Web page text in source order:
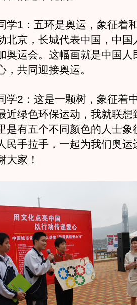
1：五环是奥运，象征着
北京，长城代表中国，中国
奥运会。这幅画就是中国人
，共同迎接奥运。
2：这是一颗树，象征着
近绿色环保运动，我就联想
是有五个不同颜色的人士象
民手拉手，一起为我们奥运
大家！